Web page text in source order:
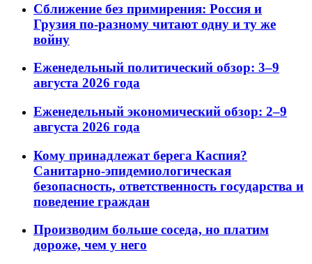
Сближение без примирения: Россия и
Грузия по-разному читают одну и ту же
войну
Еженедельный политический обзор: 3–9
августа 2026 года
Еженедельный экономический обзор: 2–9
августа 2026 года
Кому принадлежат берега Каспия?
Санитарно-эпидемиологическая
безопасность, ответственность государства и
поведение граждан
Производим больше соседа, но платим
дороже, чем у него